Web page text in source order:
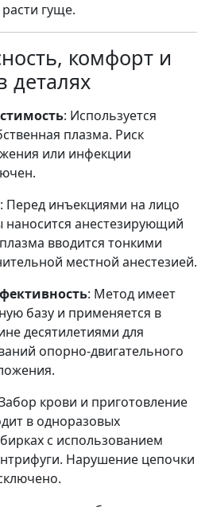
гуще.
комфорт и
деталях
: Используется
плазма. Риск
или инфекции
: Перед инъекциями на лицо
наносится анестезирующий
вводится тонкими
местной анестезией.
: Метод имеет
базу и применяется в
десятилетиями для
опорно-двигательного
крови и приготовление
в одноразовых
с использованием
Нарушение цепочки